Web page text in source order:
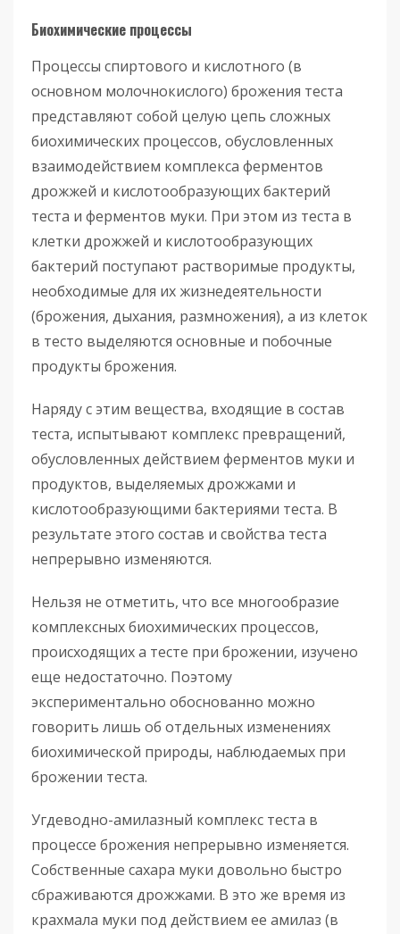
Биохимические процессы
Процессы спиртового и кислотного (в
основном молочнокислого) брожения теста
представляют собой целую цепь сложных
биохимических процессов, обусловленных
взаимодействием комплекса ферментов
дрожжей и кислотообразующих бактерий
теста и ферментов муки. При этом из теста в
клетки дрожжей и кислотообразующих
бактерий поступают растворимые продукты,
необходимые для их жизнедеятельности
(брожения, дыхания, размножения), а из клеток
в тесто выделяются основные и побочные
продукты брожения.
Наряду с этим вещества, входящие в состав
теста, испытывают комплекс превращений,
обусловленных действием ферментов муки и
продуктов, выделяемых дрожжами и
кислотообразующими бактериями теста. В
результате этого состав и свойства теста
непрерывно изменяются.
Нельзя не отметить, что все многообразие
комплексных биохимических процессов,
происходящих а тесте при брожении, изучено
еще недостаточно. Поэтому
экспериментально обоснованно можно
говорить лишь об отдельных изменениях
биохимической природы, наблюдаемых при
брожении теста.
Угдеводно-амилазный комплекс теста в
процессе брожения непрерывно изменяется.
Собственные сахара муки довольно быстро
сбраживаются дрожжами. В это же время из
крахмала муки под действием ее амилаз (в